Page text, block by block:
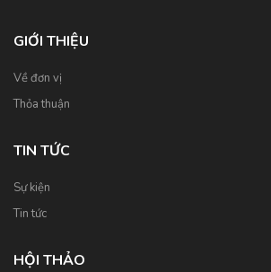
GIỚI THIỆU
Về đơn vị
Thỏa thuận
TIN TỨC
Sự kiện
Tin tức
HỘI THẢO